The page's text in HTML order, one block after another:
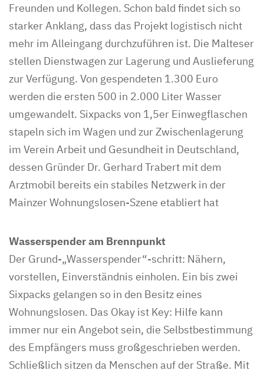
Freunden und Kollegen. Schon bald findet sich so
starker Anklang, dass das Projekt logistisch nicht
mehr im Alleingang durchzuführen ist. Die Malteser
stellen Dienstwagen zur Lagerung und Auslieferung
zur Verfügung. Von gespendeten 1.300 Euro
werden die ersten 500 in 2.000 Liter Wasser
umgewandelt. Sixpacks von 1,5er Einwegflaschen
stapeln sich im Wagen und zur Zwischenlagerung
im Verein Arbeit und Gesundheit in Deutschland,
dessen Gründer Dr. Gerhard Trabert mit dem
Arztmobil bereits ein stabiles Netzwerk in der
Mainzer Wohnungslosen-Szene etabliert hat
Wasserspender am Brennpunkt
Der Grund-„Wasserspender“-schritt: Nähern,
vorstellen, Einverständnis einholen. Ein bis zwei
Sixpacks gelangen so in den Besitz eines
Wohnungslosen. Das Okay ist Key: Hilfe kann
immer nur ein Angebot sein, die Selbstbestimmung
des Empfängers muss großgeschrieben werden.
Schließlich sitzen da Menschen auf der Straße. Mit